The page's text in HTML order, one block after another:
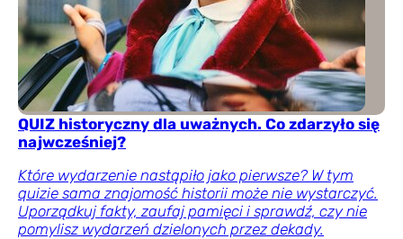
QUIZ historyczny dla uważnych. Co zdarzyło się
najwcześniej?
Które wydarzenie nastąpiło jako pierwsze? W tym
quizie sama znajomość historii może nie wystarczyć.
Uporządkuj fakty, zaufaj pamięci i sprawdź, czy nie
pomylisz wydarzeń dzielonych przez dekady.